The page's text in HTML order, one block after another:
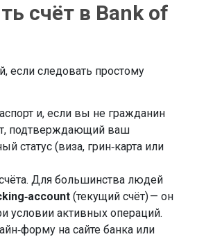
счёт в Bank of
если следовать простому
и, если вы не гражданин
подтверждающий ваш
статус (виза, грин‑карта или
Для большинства людей
(текущий счёт) — он
условии активных операций.
на сайте банка или